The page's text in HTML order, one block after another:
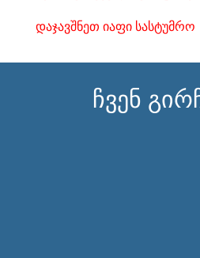
დაჯავშნეთ იაფი სასტუმრო
ჩვენ